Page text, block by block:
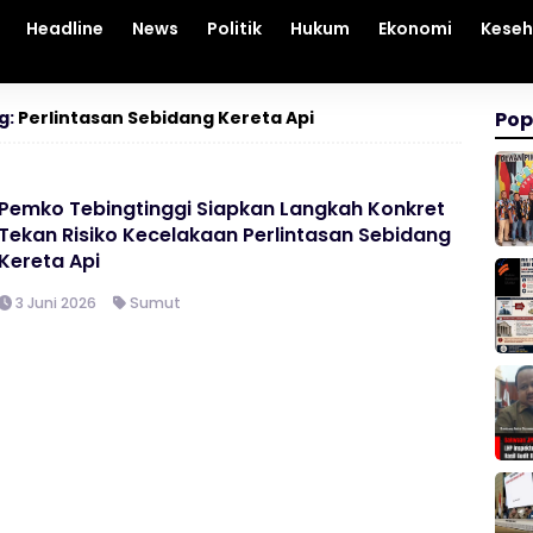
Headline News Politik Hukum Ekonomi
Perlintasan Sebidang Kereta Api
Tebingtinggi Siapkan Langkah Konkret
Risiko Kecelakaan Perlintasan Sebidang
Api
3 Juni 2026 Sumut